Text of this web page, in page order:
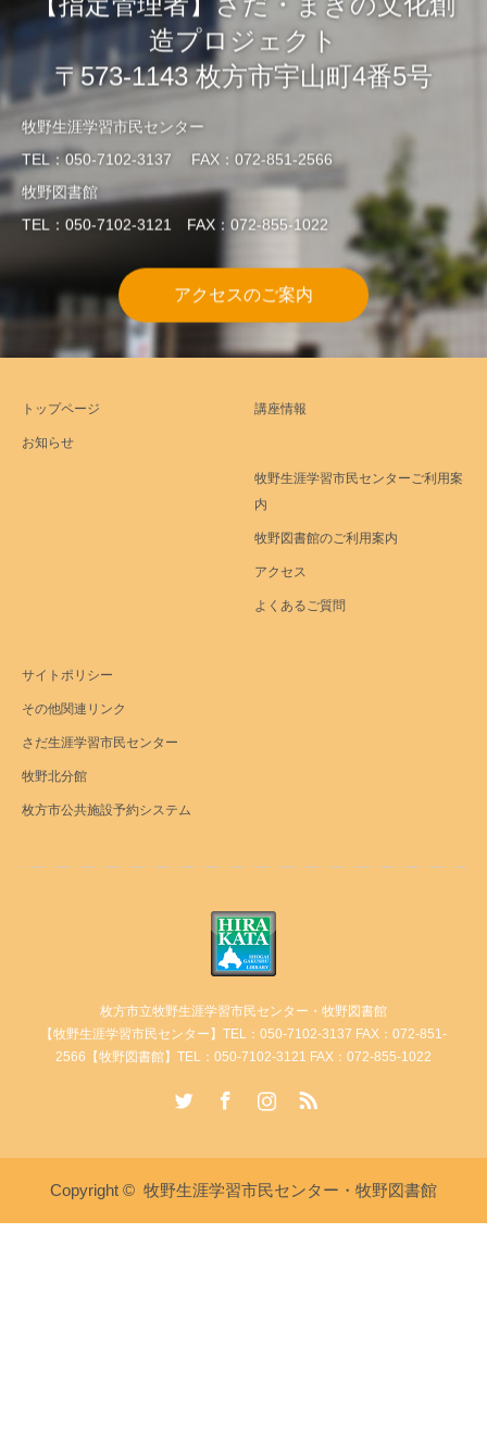
造プロジェクト
〒573-1143 枚方市宇山町4番5号
牧野生涯学習市民センター
TEL：050-7102-3137 FAX：072-851-2566
牧野図書館
TEL：050-7102-3121 FAX：072-855-1022
アクセスのご案内
トップページ
お知らせ
講座情報
牧野生涯学習市民センターご利用案
内
牧野図書館のご利用案内
アクセス
よくあるご質問
サイトポリシー
その他関連リンク
さだ生涯学習市民センター
牧野北分館
枚方市公共施設予約システム
枚方市立牧野生涯学習市民センター・牧野図書館
【牧野生涯学習市民センター】TEL：050-7102-3137 FAX：072-851-
2566【牧野図書館】TEL：050-7102-3121 FAX：072-855-1022
Copyright © 牧野生涯学習市民センター・牧野図書館